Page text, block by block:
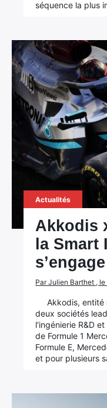
séquence la plus
Actualités
Akkodis
la
Par Julien Barthet ,
Akkodis, entité
deux sociétés
l'ingénierie R&D
de Formule 1
Formule E,
et pour plusieurs